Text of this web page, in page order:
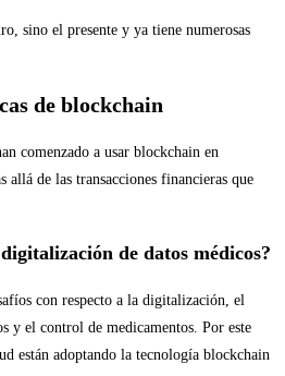
sino el presente y ya tiene numerosas
de blockchain
comenzado a usar blockchain en
allá de las transacciones financieras que
de datos médicos?
con respecto a la digitalización, el
y el control de medicamentos. Por este
están adoptando la tecnología blockchain